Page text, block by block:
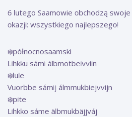
6 lutego Saamowie obchodzą
okazji: wszystkiego najlepszego!
❄️północnosaamski
Lihkku sámi álbmotbeivviin
❄️lule
Vuorbbe sámij álmmukbiejvvijn
❄️pite
Lihkko sáme älbmukbäjjváj